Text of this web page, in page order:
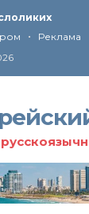
США с
Революции
• Реклама